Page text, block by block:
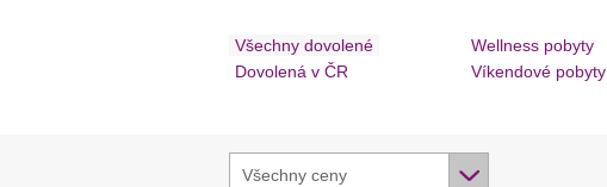
Všechny dovolené
Dovolená v ČR
Wellness pobyty
Víkendové pobyty
Všechny ceny